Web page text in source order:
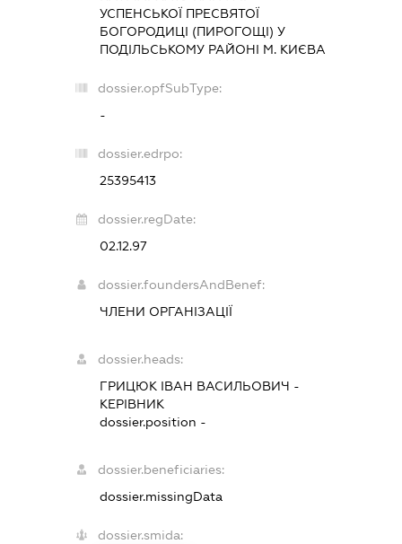
УСПЕНСЬКОЇ ПРЕСВЯТОЇ
БОГОРОДИЦІ (ПИРОГОЩІ) У
ПОДІЛЬСЬКОМУ РАЙОНІ М. КИЄВА
dossier.opfSubType:
-
dossier.edrpo:
25395413
dossier.regDate:
02.12.97
dossier.foundersAndBenef:
ЧЛЕНИ ОРГАНІЗАЦІЇ
dossier.heads:
ГРИЦЮК ІВАН ВАСИЛЬОВИЧ -
КЕРІВНИК
dossier.position -
dossier.beneficiaries:
dossier.missingData
dossier.smida: